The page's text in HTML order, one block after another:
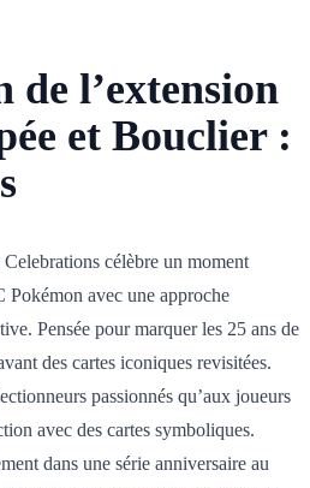
de l’extension
et Bouclier :
célèbre un moment
Pokémon avec une approche
Pensée pour marquer les 25 ans de
des cartes iconiques revisitées.
passionnés qu’aux joueurs
avec des cartes symboliques.
dans une série anniversaire au